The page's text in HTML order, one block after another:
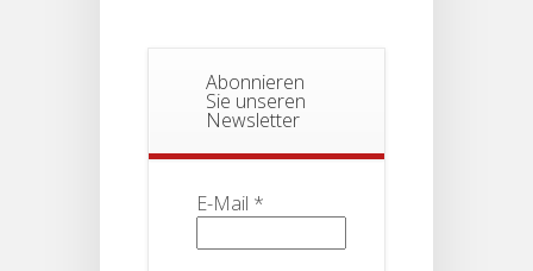
Abonnieren
Sie unseren
Newsletter
E-Mail *